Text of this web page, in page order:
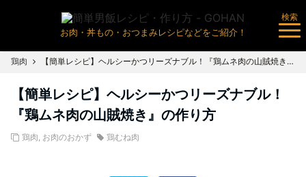
お肉・丼もの・おつまみレシピなどをご紹介！
検索
鶏肉 【簡単レシピ】ヘルシーかつリーズナブル！『鶏ムネ肉の山賊焼き』の作り方
【簡単レシピ】ヘルシーかつリーズナブル！
『鶏ムネ肉の山賊焼き』の作り方
鶏肉, お肉のおかず 鶏むね肉